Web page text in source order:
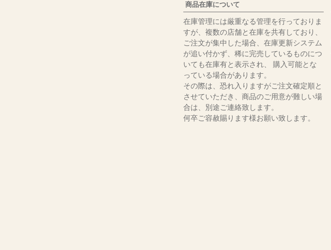
商品在庫について
在庫管理には厳重なる管理を行っておりま
すが、複数の店舗と在庫を共有しており、
ご注文が集中した場合、在庫更新システム
が追い付かず、稀に完売しているものにつ
いても在庫有と表示され、 購入可能とな
っている場合があります。
その際は、恐れ入りますがご注文確定順と
させていただき、商品のご用意が難しい場
合は、別途ご連絡致します。
何卒ご容赦賜ります様お願い致します。